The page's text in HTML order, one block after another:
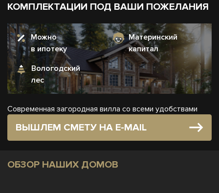
КОМПЛЕКТАЦИИ ПОД ВАШИ ПОЖЕЛАНИЯ
Можно
в ипотеку
Материнский
капитал
Вологодский
лес
Современная загородная вилла со всеми удобствами
ВЫШЛЕМ СМЕТУ НА E-MAIL
ОБЗОР НАШИХ ДОМОВ